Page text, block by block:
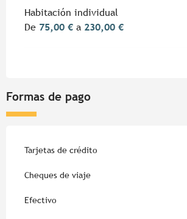
Habitación individual
De 75,00 € a 230,00 €
Formas de pago
Tarjetas de crédito
Cheques de viaje
Efectivo